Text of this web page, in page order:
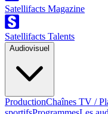
Satellifacts Magazine
Satellifacts Talents
Audiovisuel
ProductionChaînes TV /